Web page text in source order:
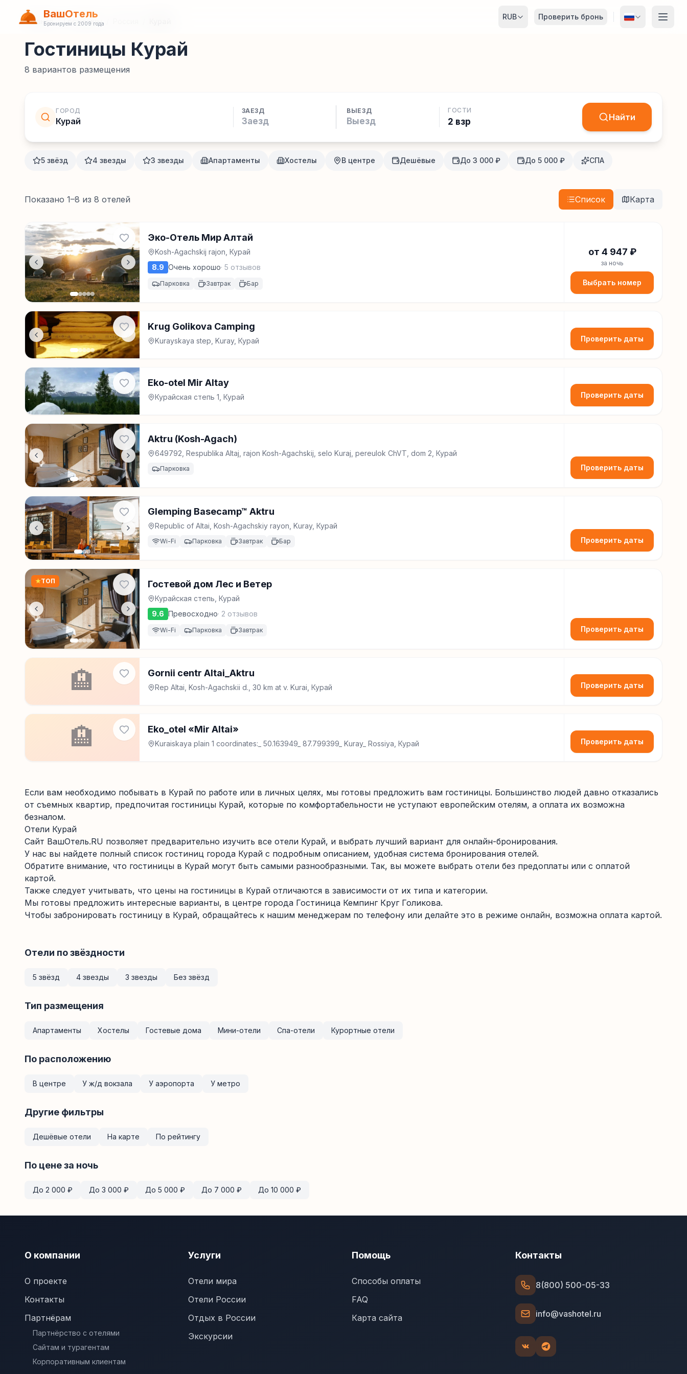
ВашОтель
Бронируем с 2009 года
RUB Проверить бронь
Главная / Гостиницы
Гостиницы Курай
8 вариантов размещения
ГОРОД
Курай
ЗАЕЗД ВЫЕЗД ГОСТИ
2 взр Найти
5 звёзд 4 звезды 3 звезды Апартаменты Хостелы В центре Дешёвые До 3 000 ₽ До 5 000 ₽ СПА
Показано 1–8 из 8 отелей Список Карта
Эко-Отель Мир Алтай
Kosh-Agachskij rajon, Курай
8.9 Очень хорошо· 5 отзывов
Парковка Завтрак Бар
от 4 947 ₽
за ночь
Выбрать номер
Krug Golikova Camping
Kurayskaya step, Kuray, Курай Проверить даты
Eko-otel Mir Altay
Курайская степь 1, Курай Проверить даты
Aktru (Kosh-Agach)
649792, Respublika Altaj, rajon Kosh-Agachskij, selo Kuraj, pereulok ChVT, dom 2, Курай
Парковка Проверить даты
Glemping Basecamp™ Aktru
Republic of Altai, Kosh-Agachskiy rayon, Kuray, Курай
Wi-Fi Парковка Завтрак Бар Проверить даты
★ТОП Гостевой дом Лес и Ветер
Курайская степь, Курай
9.6 Превосходно· 2 отзывов
Wi-Fi Парковка Завтрак Проверить даты
🏨 Gornii centr Altai_Aktru
Rep Altai, Kosh-Agachskii d., 30 km at v. Kurai, Курай Проверить даты
🏨 Eko_otel «Mir Altai»
Kuraiskaya plain 1 coordinates:_ 50.163949_ 87.799399_ Kuray_ Rossiya, Курай Проверить даты
Если вам необходимо побывать в Курай по работе или в личных целях, мы готовы предложить вам гостиницы. Большинство людей давно отказались
от съемных квартир, предпочитая гостиницы Курай, которые по комфортабельности не уступают европейским отелям, а оплата их возможна
безналом.
Отели Курай
Сайт ВашОтель.RU позволяет предварительно изучить все отели Курай, и выбрать лучший вариант для онлайн-бронирования.
У нас вы найдете полный список гостиниц города Курай с подробным описанием, удобная система бронирования отелей.
Обратите внимание, что гостиницы в Курай могут быть самыми разнообразными. Так, вы можете выбрать отели без предоплаты или с оплатой
картой.
Также следует учитывать, что цены на гостиницы в Курай отличаются в зависимости от их типа и категории.
Мы готовы предложить интересные варианты, в центре города Гостиница Кемпинг Круг Голикова.
Чтобы забронировать гостиницу в Курай, обращайтесь к нашим менеджерам по телефону или делайте это в режиме онлайн, возможна оплата картой.
Отели по звёздности
5 звёзд 4 звезды 3 звезды Без звёзд
Тип размещения
Апартаменты Хостелы Гостевые дома Мини-отели Спа-отели Курортные отели
По расположению
В центре У ж/д вокзала У аэропорта У метро
Другие фильтры
Дешёвые отели На карте По рейтингу
По цене за ночь
До 2 000 ₽ До 3 000 ₽ До 5 000 ₽ До 7 000 ₽ До 10 000 ₽
О компании
О проекте
Контакты
Партнёрам
Партнёрство с отелями
Сайтам и турагентам
Корпоративным клиентам
Услуги
Отели мира
Отели России
Отдых в России
Экскурсии
Помощь
Способы оплаты
FAQ
Карта сайта
Контакты
8(800) 500-05-33
info@vashotel.ru